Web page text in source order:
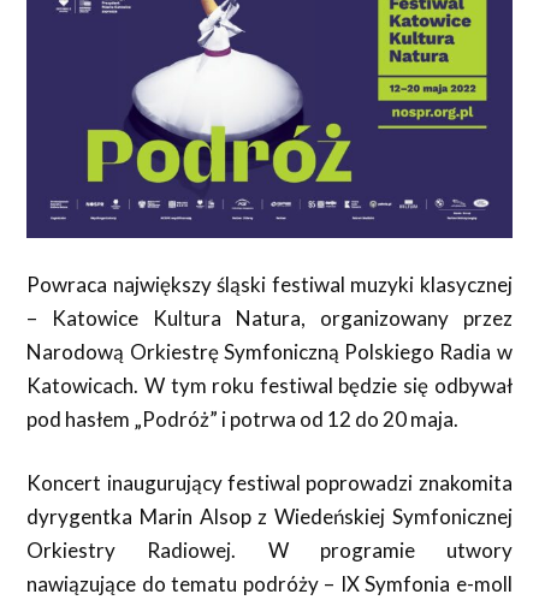
Powraca największy śląski festiwal muzyki klasycznej
– Katowice Kultura Natura, organizowany przez
Narodową Orkiestrę Symfoniczną Polskiego Radia w
Katowicach. W tym roku festiwal będzie się odbywał
pod hasłem „Podróż” i potrwa od 12 do 20 maja.
Koncert inaugurujący festiwal poprowadzi znakomita
dyrygentka Marin Alsop z Wiedeńskiej Symfonicznej
Orkiestry Radiowej. W programie utwory
nawiązujące do tematu podróży – IX Symfonia e-moll